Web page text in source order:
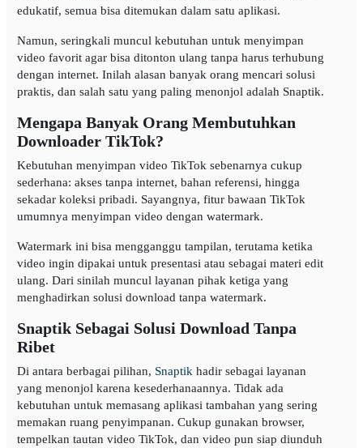
edukatif, semua bisa ditemukan dalam satu aplikasi.
Namun, seringkali muncul kebutuhan untuk menyimpan
video favorit agar bisa ditonton ulang tanpa harus terhubung
dengan internet. Inilah alasan banyak orang mencari solusi
praktis, dan salah satu yang paling menonjol adalah Snaptik.
Mengapa Banyak Orang Membutuhkan
Downloader TikTok?
Kebutuhan menyimpan video TikTok sebenarnya cukup
sederhana: akses tanpa internet, bahan referensi, hingga
sekadar koleksi pribadi. Sayangnya, fitur bawaan TikTok
umumnya menyimpan video dengan watermark.
Watermark ini bisa mengganggu tampilan, terutama ketika
video ingin dipakai untuk presentasi atau sebagai materi edit
ulang. Dari sinilah muncul layanan pihak ketiga yang
menghadirkan solusi download tanpa watermark.
Snaptik Sebagai Solusi Download Tanpa
Ribet
Di antara berbagai pilihan, Snaptik hadir sebagai layanan
yang menonjol karena kesederhanaannya. Tidak ada
kebutuhan untuk memasang aplikasi tambahan yang sering
memakan ruang penyimpanan. Cukup gunakan browser,
tempelkan tautan video TikTok, dan video pun siap diunduh